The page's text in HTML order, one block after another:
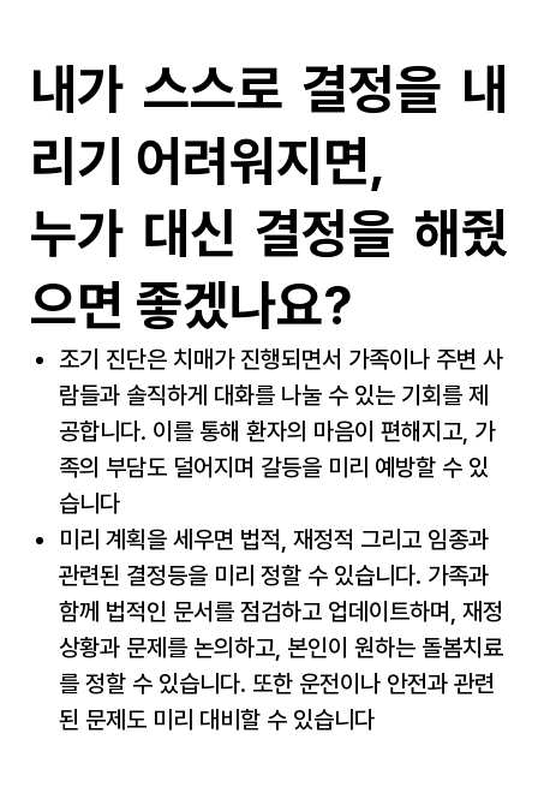
내가 스스로 결정을 내
리기 어려워지면,
누가 대신 결정을 해줬
으면 좋겠나요?
조기 진단은 치매가 진행되면서 가족이나 주변 사
람들과 솔직하게 대화를 나눌 수 있는 기회를 제
공합니다. 이를 통해 환자의 마음이 편해지고, 가
족의 부담도 덜어지며 갈등을 미리 예방할 수 있
습니다
미리 계획을 세우면 법적, 재정적 그리고 임종과
관련된 결정등을 미리 정할 수 있습니다. 가족과
함께 법적인 문서를 점검하고 업데이트하며, 재정
상황과 문제를 논의하고, 본인이 원하는 돌봄치료
를 정할 수 있습니다. 또한 운전이나 안전과 관련
된 문제도 미리 대비할 수 있습니다